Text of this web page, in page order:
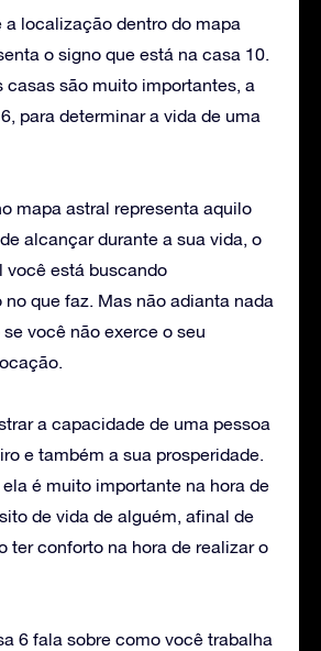
a localização dentro do mapa
o signo que está na casa 10.
casas são muito importantes, a
para determinar a vida de uma
mapa astral representa aquilo
alcançar durante a sua vida, o
você está buscando
que faz. Mas não adianta nada
você não exerce o seu
a capacidade de uma pessoa
e também a sua prosperidade.
é muito importante na hora de
de vida de alguém, afinal de
ter conforto na hora de realizar o
6 fala sobre como você trabalha